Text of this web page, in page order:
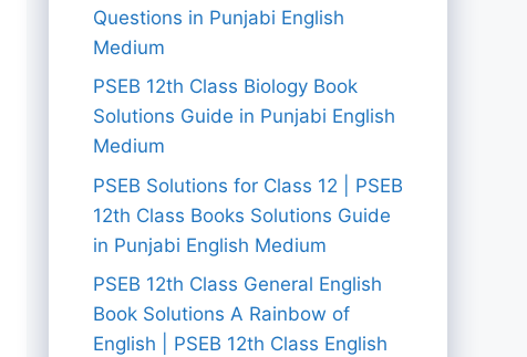
Questions in Punjabi English
Medium
PSEB 12th Class Biology Book
Solutions Guide in Punjabi English
Medium
PSEB Solutions for Class 12 | PSEB
12th Class Books Solutions Guide
in Punjabi English Medium
PSEB 12th Class General English
Book Solutions A Rainbow of
English | PSEB 12th Class English